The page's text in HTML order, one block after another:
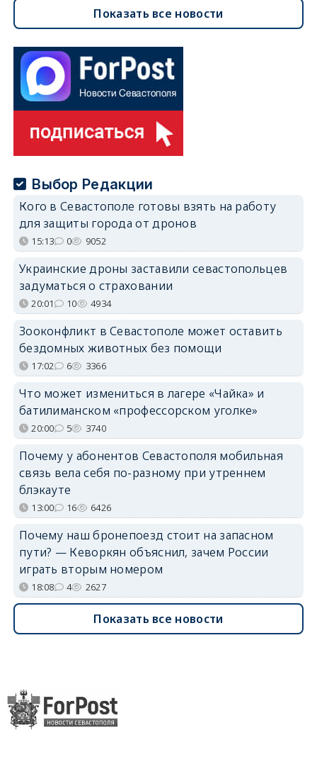
Показать все новости
Выбор Редакции
Кого в Севастополе готовы взять на работу
для защиты города от дронов
15:13 0 9052
Украинские дроны заставили севастопольцев
задуматься о страховании
20:01 10 4934
Зооконфликт в Севастополе может оставить
бездомных животных без помощи
17:02 6 3366
Что может измениться в лагере «Чайка» и
батилиманском «профессорском уголке»
20:00 5 3740
Почему у абонентов Севастополя мобильная
связь вела себя по-разному при утреннем
блэкауте
13:00 16 6426
Почему наш бронепоезд стоит на запасном
пути? — Кеворкян объяснил, зачем России
играть вторым номером
18:08 4 2627
Показать все новости